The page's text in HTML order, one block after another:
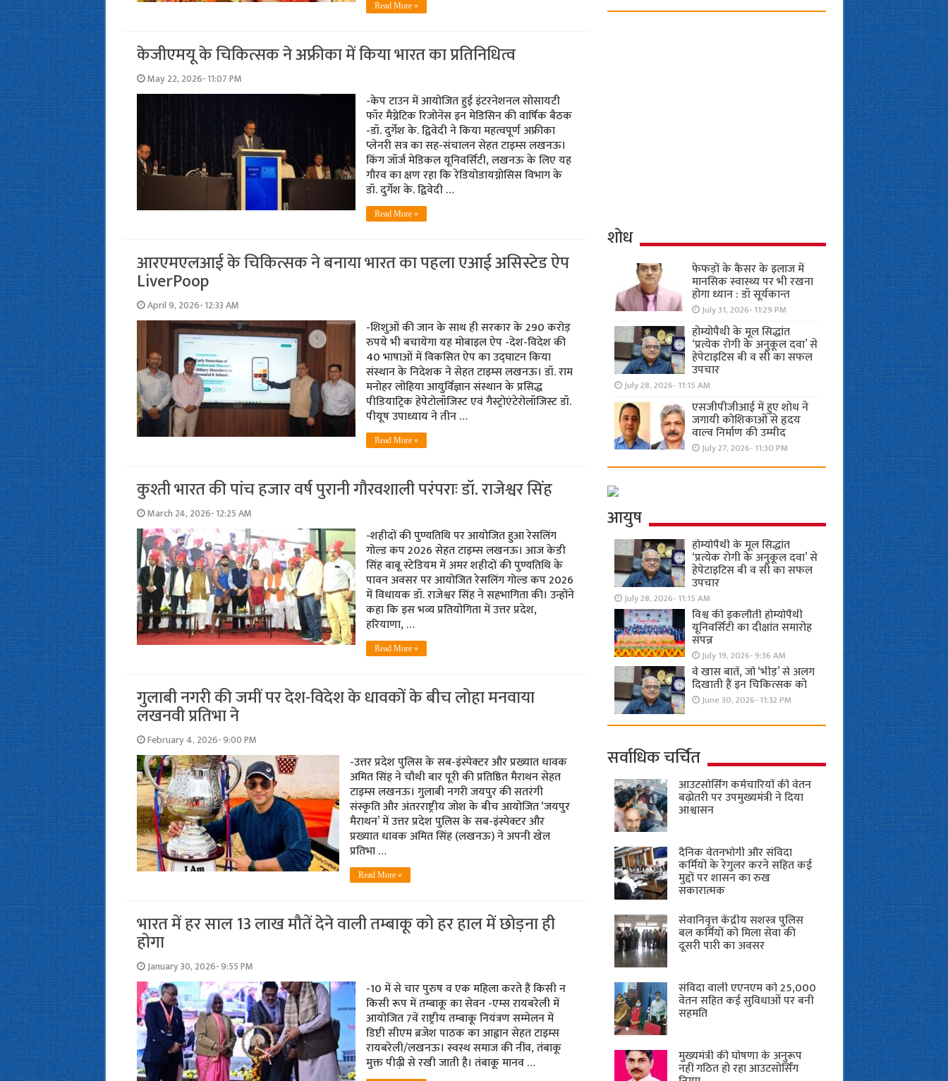
Read More »
केजीएमयू के चिकित्सक ने अफ्रीका में किया भारत का प्रतिनिधित्व
May 22, 2026- 11:07 PM
-केप टाउन में आयोजित हुई इंटरनेशनल सोसायटी
फॉर मैग्नेटिक रिजोनेंस इन मेडिसिन की वार्षिक बैठक
-डॉ. दुर्गेश के. द्विवेदी ने किया महत्वपूर्ण अफ्रीका
प्लेनरी सत्र का सह-संचालन सेहत टाइम्स लखनऊ।
किंग जॉर्ज मेडिकल यूनिवर्सिटी, लखनऊ के लिए यह
गौरव का क्षण रहा कि रेडियोडायग्नोसिस विभाग के
डॉ. दुर्गेश के. द्विवेदी …
Read More »
आरएमएलआई के चिकित्सक ने बनाया भारत का पहला एआई असिस्टेड ऐप
LiverPoop
April 9, 2026- 12:33 AM
-शिशुओं की जान के साथ ही सरकार के 290 करोड़
रुपये भी बचायेगा यह मोबाइल ऐप -देश-विदेश की
40 भाषाओं में विकसित ऐप का उद्घाटन किया
संस्थान के निदेशक ने सेहत टाइम्स लखनऊ। डॉ. राम
मनोहर लोहिया आयुर्विज्ञान संस्थान के प्रसिद्ध
पीडियाट्रिक हेपेटोलॉजिस्ट एवं गैस्ट्रोएंटेरोलॉजिस्ट डॉ.
पीयूष उपाध्याय ने तीन …
Read More »
कुश्ती भारत की पांच हजार वर्ष पुरानी गौरवशाली परंपराः डॉ. राजेश्वर सिंह
March 24, 2026- 12:25 AM
-शहीदों की पुण्यतिथि पर आयोजित हुआ रेसलिंग
गोल्ड कप 2026 सेहत टाइम्स लखनऊ। आज केडी
सिंह बाबू स्टेडियम में अमर शहीदों की पुण्यतिथि के
पावन अवसर पर आयोजित रेसलिंग गोल्ड कप 2026
में विधायक डॉ. राजेश्वर सिंह ने सहभागिता की। उन्होंने
कहा कि इस भव्य प्रतियोगिता में उत्तर प्रदेश,
हरियाणा, …
Read More »
गुलाबी नगरी की जमीं पर देश-विदेश के धावकों के बीच लोहा मनवाया
लखनवी प्रतिभा ने
February 4, 2026- 9:00 PM
-उत्तर प्रदेश पुलिस के सब-इंस्पेक्टर और प्रख्यात धावक
अमित सिंह ने चौथी बार पूरी की प्रतिष्ठित मैराथन सेहत
टाइम्स लखनऊ। गुलाबी नगरी जयपुर की सतरंगी
संस्कृति और अंतरराष्ट्रीय जोश के बीच आयोजित ‘जयपुर
मैराथन’ में उत्तर प्रदेश पुलिस के सब-इंस्पेक्टर और
प्रख्यात धावक अमित सिंह (लखनऊ) ने अपनी खेल
प्रतिभा …
Read More »
भारत में हर साल 13 लाख मौतें देने वाली तम्बाकू को हर हाल में छोड़ना ही
होगा
January 30, 2026- 9:55 PM
-10 में से चार पुरुष व एक महिला करते हैं किसी न
किसी रूप में तम्बाकू का सेवन -एम्स रायबरेली में
आयोजित 7वें राष्ट्रीय तम्बाकू नियंत्रण सम्मेलन में
डिप्टी सीएम ब्रजेश पाठक का आह्वान सेहत टाइम्स
रायबरेली/लखनऊ। स्वस्थ समाज की नींव, तंबाकू
मुक्त पीढ़ी से रखी जाती है। तंबाकू मानव …
शोध
फेफड़ों के कैंसर के इलाज में
मानसिक स्वास्थ्य पर भी रखना
होगा ध्यान : डॉ सूर्यकान्त
July 31, 2026- 11:29 PM
होम्योपैथी के मूल सिद्धांत
‘प्रत्येक रोगी केे अनुकूल दवा’ से
हेपेटाइटिस बी व सी का सफल
उपचार
July 28, 2026- 11:15 AM
एसजीपीजीआई में हुए शोध ने
जगायी कोशिकाओं से हृदय
वाल्व निर्माण की उम्मीद
July 27, 2026- 11:30 PM
आयुष
होम्योपैथी के मूल सिद्धांत
‘प्रत्येक रोगी केे अनुकूल दवा’ से
हेपेटाइटिस बी व सी का सफल
उपचार
July 28, 2026- 11:15 AM
विश्व की इकलौती होम्योपैथी
यूनिवर्सिटी का दीक्षांत समारोह
संपन्न
July 19, 2026- 9:36 AM
वे खास बातें, जो ‘भीड़’ से अलग
दिखाती हैं इन चिकित्सक को
June 30, 2026- 11:32 PM
सर्वाधिक चर्चित
आउटसोर्सिंग कर्मचारियों की वेतन
बढ़ोतरी पर उपमुख्यमंत्री ने दिया
आश्वासन
दैनिक वेतनभोगी और संविदा
कर्मियों के रेगुलर करने सहित कई
मुद्दों पर शासन का रुख
सकारात्मक
सेवानिवृत्त केंद्रीय सशस्त्र पुलिस
बल ​कर्मियों को मिला सेवा की
दूसरी पारी का अवसर
संविदा वाली एएनएम को 25,000
वेतन सहित कई सुविधाओं पर बनी
सहमति
मुख्यमंत्री की घोषणा के अनुरूप
नहीं गठित हो रहा आउटसोर्सिंग